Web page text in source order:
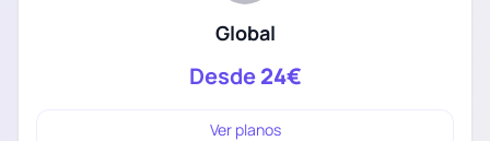
Global
Desde24€
Ver planos